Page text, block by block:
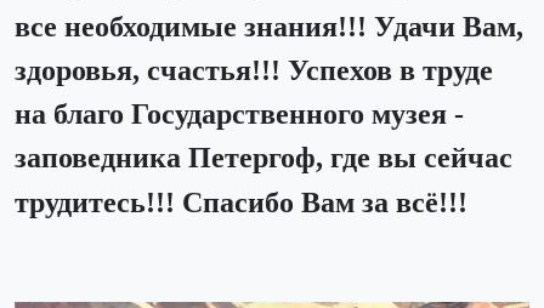
все необходимые знания!!! Удачи Вам,
здоровья, счастья!!! Успехов в труде
на благо Государственного музея -
заповедника Петергоф, где вы сейчас
трудитесь!!! Спасибо Вам за всё!!!